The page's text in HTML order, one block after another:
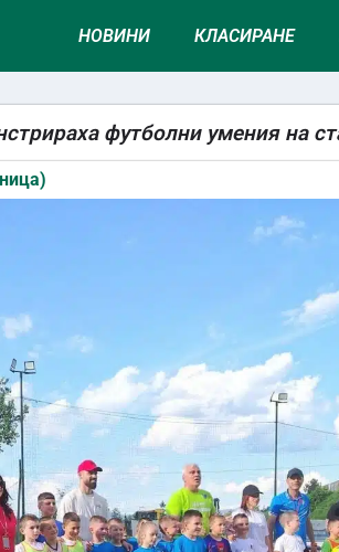
НОВИНИ КЛАСИРАНЕ
футболни умения на